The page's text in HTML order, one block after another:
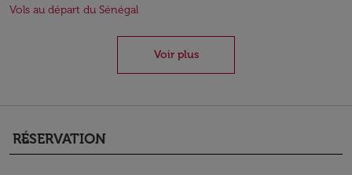
Vols au départ du Sénégal
Voir plus
RÉSERVATION
keyboard_arrow_down